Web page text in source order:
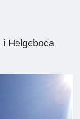
i Helgeboda